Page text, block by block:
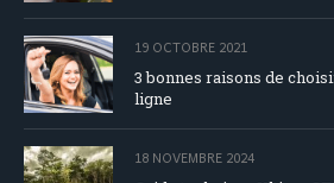
19 OCTOBRE 2021
3 bonnes raisons de
ligne
18 NOVEMBRE 2024